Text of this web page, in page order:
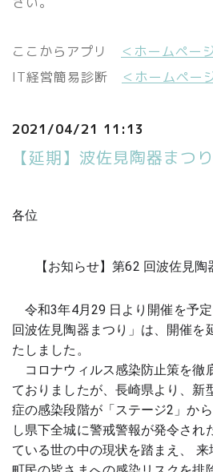
ここからアプリ ＜ホームペー
IT経営簡易診断 ＜ホームペー
2021/04/21 11:13
【延期】波佐見陶器まつり
各位
【お知らせ】第62 回波佐見陶
令和3年4月29 日より開催を予
回波佐見陶器まつり」は、開催を
たしました。
コロナウィルス感染防止策を徹
ておりましたが、長崎県より、新
症の感染段階が「ステージ2」か
し県下全城に警戒警報が発令され
ている世の中の現状を踏まえ、